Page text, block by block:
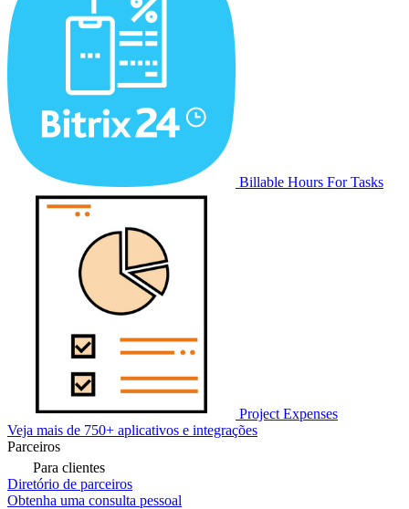
Billable Hours For Tasks
Project Expenses
Veja mais de 750+ aplicativos e integrações
Parceiros
Para clientes
Diretório de parceiros
Obtenha uma consulta pessoal